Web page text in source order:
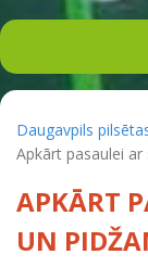
Daugavpils
Apkārt pasaulei
APKĀRT
UN